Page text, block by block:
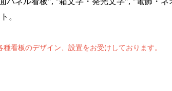
。
看板のデザイン、設置をお受けしております。